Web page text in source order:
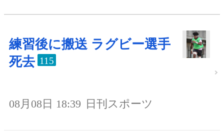
練習後に搬送 ラグビー選手
死去 115
08月08日 18:39 日刊スポーツ